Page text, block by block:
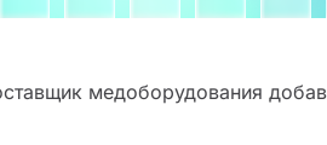
медоборудования